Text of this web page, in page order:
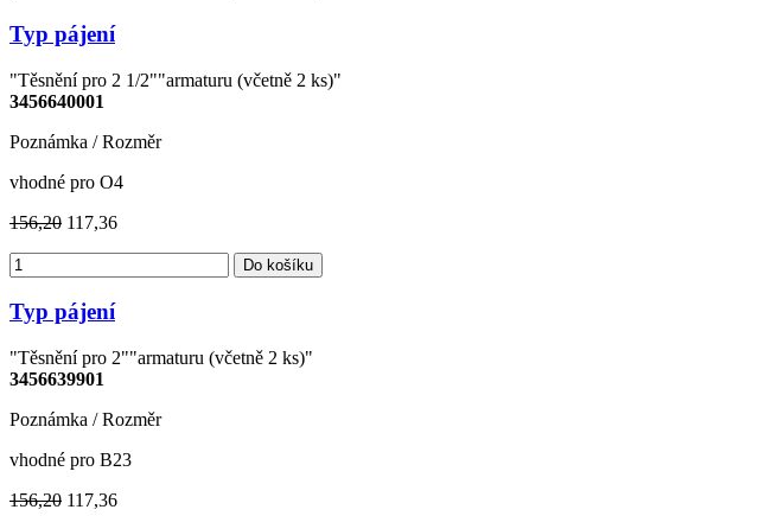
Typ pájení
"Těsnění pro 2 1/2""armaturu (včetně 2 ks)"
3456640001
Poznámka / Rozměr
vhodné pro O4
156,20 117,36
Do košíku
Typ pájení
"Těsnění pro 2""armaturu (včetně 2 ks)"
3456639901
Poznámka / Rozměr
vhodné pro B23
156,20 117,36